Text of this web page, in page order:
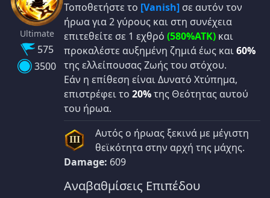
Ultimate
575
3500
Τοποθετήστε το [Vanish] σε αυτόν τον
ήρωα για 2 γύρους και στη συνέχεια
επιτεθείτε σε 1 εχθρό (580%ATK) και
προκαλέστε αυξημένη ζημιά έως και60%
της ελλείπουσας Ζωής του στόχου.
Εάν η επίθεση είναι Δυνατό Χτύπημα,
επιστρέφει το 20%της Θεότητας αυτού
του ήρωα.
III
Αυτός ο ήρωας ξεκινά με μέγιστη
θεϊκότητα στην αρχή της μάχης.
Damage: 609
Αναβαθμίσεις Επιπέδου